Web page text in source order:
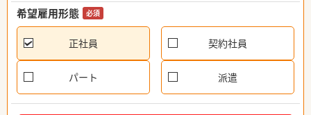
希望雇用形態 必須
正社員 契約社員
パート 派遣